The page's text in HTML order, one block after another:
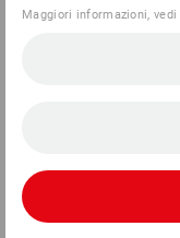
Maggiori informazioni, vedi